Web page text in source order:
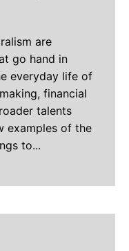
are
go hand in
everyday life of
financial
talents
examples of the
to...